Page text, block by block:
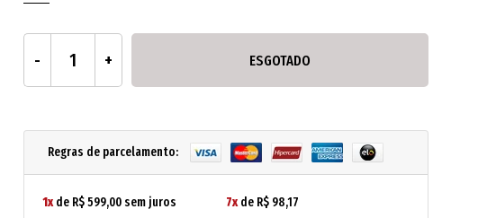
ESGOTADO
Regras de parcelamento:
1xde R$ 599,00 sem juros
7xde R$ 98,17